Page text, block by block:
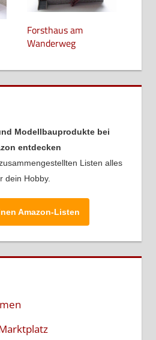
Forsthaus am
Wanderweg
Modellbauprodukte bei
entdecken
Listen alles
dein Hobby.
Amazon-Listen